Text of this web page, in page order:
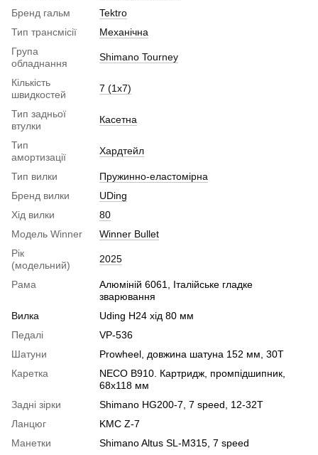
Бренд гальм
Tektro
Тип трансмісії
Механічна
Група
обладнання
Shimano Tourney
Кількість
швидкостей
7 (1х7)
Тип задньої
втулки
Касетна
Тип
амортизації
Хардтейл
Тип вилки
Пружинно-еластомірна
Бренд вилки
UDing
Хід вилки
80
Модель Winner
Winner Bullet
Рік
(модельний)
2025
Рама
Алюміній 6061, Італійське гладке
зварювання
Вилка
Uding H24 хід 80 мм
Педалі
VP-536
Шатуни
Prowheel, довжина шатуна 152 мм, 30Т
Каретка
NECO B910. Картридж, промпідшипник,
68x118 мм
Задні зірки
Shimano HG200-7, 7 speed, 12-32T
Ланцюг
KMC Z-7
Манетки
Shimano Altus SL-M315, 7 speed